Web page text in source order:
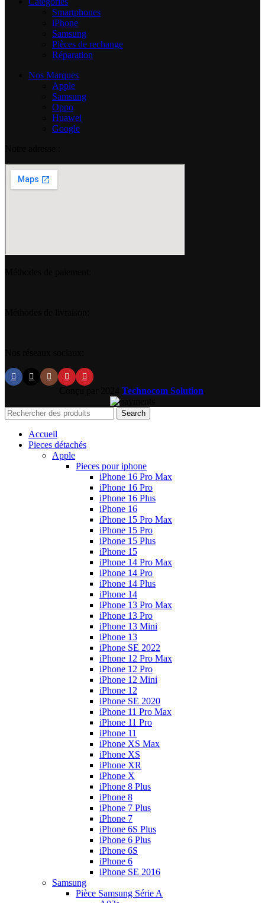
Smartphones
iPhone
Samsung
Pièces de rechange
Réparation
Nos Marques
Apple
Samsung
Oppo
Huawei
Google
Technocom Solution
Search
Accueil
Pieces détachés
Apple
Pieces pour iphone
iPhone 16 Pro Max
iPhone 16 Pro
iPhone 16 Plus
iPhone 16
iPhone 15 Pro Max
iPhone 15 Pro
iPhone 15 Plus
iPhone 15
iPhone 14 Pro Max
iPhone 14 Pro
iPhone 14 Plus
iPhone 14
iPhone 13 Pro Max
iPhone 13 Pro
iPhone 13 Mini
iPhone 13
iPhone SE 2022
iPhone 12 Pro Max
iPhone 12 Pro
iPhone 12 Mini
iPhone 12
iPhone SE 2020
iPhone 11 Pro Max
iPhone 11 Pro
iPhone 11
iPhone XS Max
iPhone XS
iPhone XR
iPhone X
iPhone 8 Plus
iPhone 8
iPhone 7 Plus
iPhone 7
iPhone 6S Plus
iPhone 6 Plus
iPhone 6S
iPhone 6
iPhone SE 2016
Samsung
Pièce Samsung Série A